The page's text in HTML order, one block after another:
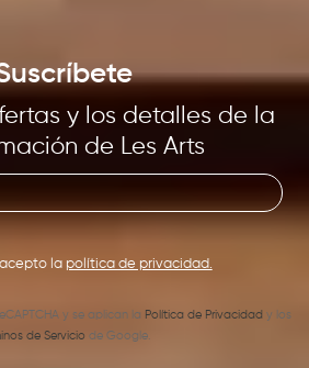
y los detalles de la
de Les Arts
la política de privacidad.
y se aplican la Política de Privacidad y los
de Servicio de Google.